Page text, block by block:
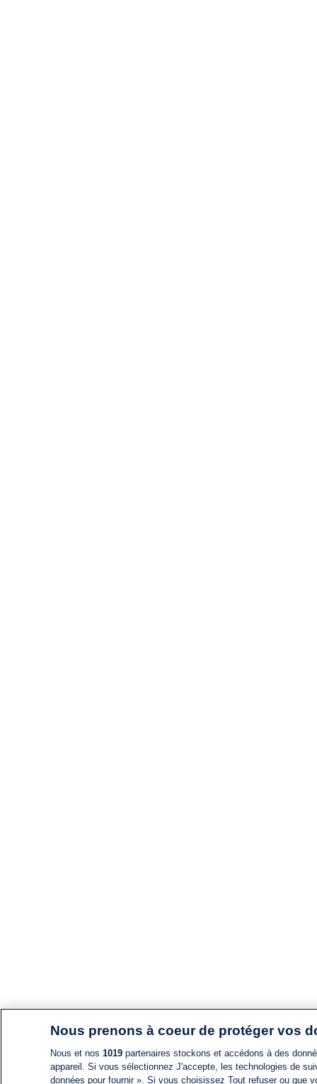
Nous prenons à coeur de protéger vos
Nous et nos 1019partenaires stockons et accédons à des
appareil. Si vous sélectionnez J'accepte, les technologies de
données pour fournir ». Si vous choisissez Tout refuser ou